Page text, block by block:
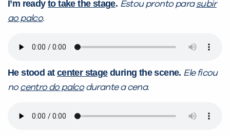
I’m readyto take the stage. Estou pronto parasubir
ao palco.
He stood at center stageduring the scene. Ele ficou
nocentro do palcodurante a cena.